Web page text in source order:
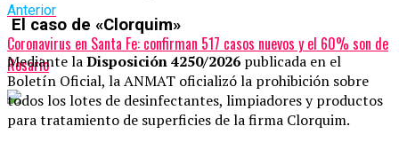
Anterior
Coronavirus en Santa Fe: confirman 517 casos nuevos y el 60% son de
Rosario
El caso de «Clorquim»
Mediante laDisposición 4250/2026 publicada en el
Boletín Oficial, la ANMAT oficializó la prohibición sobre
todos los lotes de desinfectantes, limpiadores y productos
para tratamiento de superficies de la firma Clorquim.